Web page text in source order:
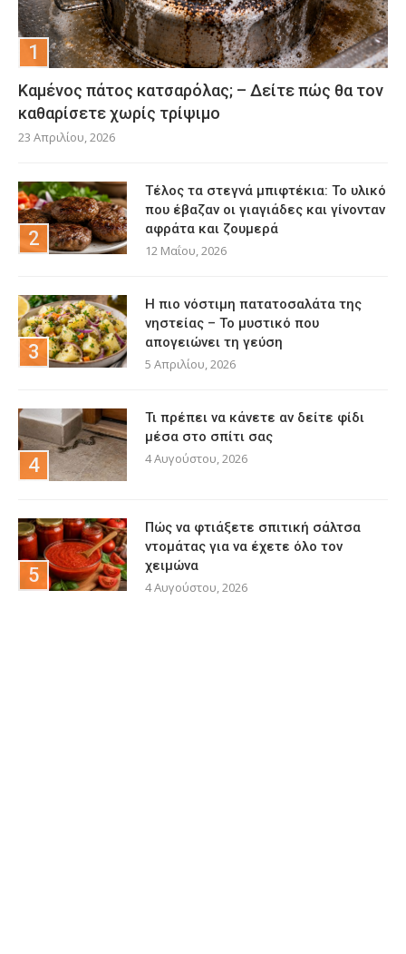
Καμένος πάτος κατσαρόλας; – Δείτε πώς θα τον
καθαρίσετε χωρίς τρίψιμο
23 Απριλίου, 2026
Τέλος τα στεγνά μπιφτέκια: Το υλικό
που έβαζαν οι γιαγιάδες και γίνονταν
αφράτα και ζουμερά
12 Μαΐου, 2026
Η πιο νόστιμη πατατοσαλάτα της
νηστείας – Το μυστικό που
απογειώνει τη γεύση
5 Απριλίου, 2026
Τι πρέπει να κάνετε αν δείτε φίδι
μέσα στο σπίτι σας
4 Αυγούστου, 2026
Πώς να φτιάξετε σπιτική σάλτσα
ντομάτας για να έχετε όλο τον
χειμώνα
4 Αυγούστου, 2026